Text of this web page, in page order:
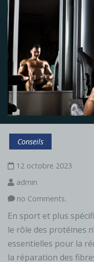
Conseils
12 octobre 2023
admin
no Comments.
En sport et plus
le rôle des protéines
essentielles pour la
la réparation des